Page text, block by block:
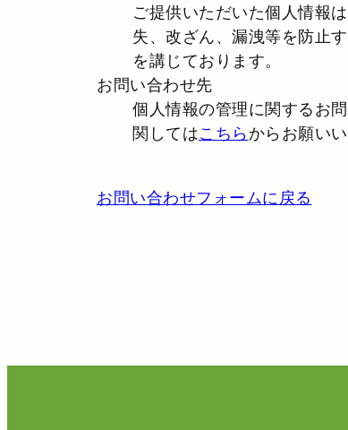
ご提供いただいた個人情報
失、改ざん、漏洩等を防止
を講じております。
お問い合わせ先
個人情報の管理に関するお
関してはこちらからお願いい
お問い合わせフォームに戻る